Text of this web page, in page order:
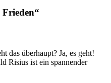
das überhaupt? Ja, es geht!
Risius ist ein spannender